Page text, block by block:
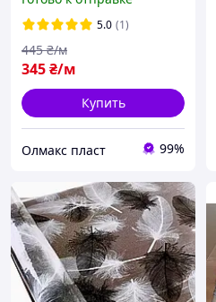
рисунком, ширина 80 см,
отрезное на метраж
5.0 (1)
345₴/м
445 ₴/м
Купить
Олмакс пласт 99%